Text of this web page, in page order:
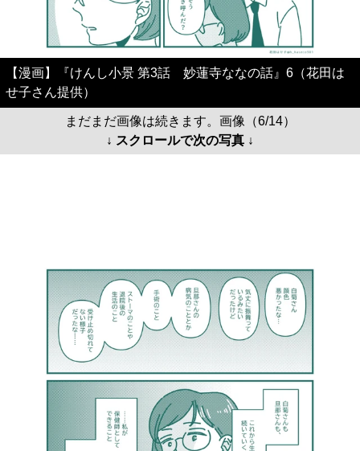
【漫画】『けんし小景 第3話 妙蓮寺ななの話』6（花田は
せ子さん提供）
まだまだ画像は続きます。画像（6/14）
↓ スクロールで次の写真 ↓